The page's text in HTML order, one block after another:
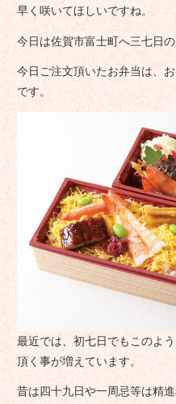
早く咲いてほしいですね。
今日は佐賀市富士町へ三七日
今日ご注文頂いたお弁当は、
です。
最近では、初七日でもこのよ
頂く事が増えています。
昔は四十九日や一周忌等は精